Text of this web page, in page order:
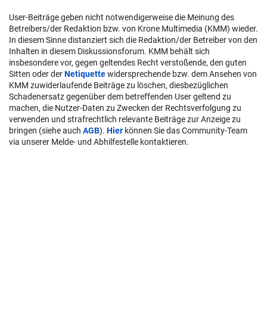
User-Beiträge geben nicht notwendigerweise die Meinung des
Betreibers/der Redaktion bzw. von Krone Multimedia (KMM) wieder.
In diesem Sinne distanziert sich die Redaktion/der Betreiber von den
Inhalten in diesem Diskussionsforum. KMM behält sich
insbesondere vor, gegen geltendes Recht verstoßende, den guten
Sitten oder derNetiquettewidersprechende bzw. dem Ansehen von
KMM zuwiderlaufende Beiträge zu löschen, diesbezüglichen
Schadenersatz gegenüber dem betreffenden User geltend zu
machen, die Nutzer-Daten zu Zwecken der Rechtsverfolgung zu
verwenden und strafrechtlich relevante Beiträge zur Anzeige zu
bringen (siehe auch AGB). Hier können Sie das Community-Team
via unserer Melde- und Abhilfestelle kontaktieren.